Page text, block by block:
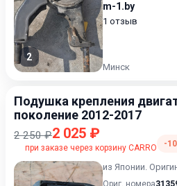
2
m-1.by
1 отзыв
Минск
Подушка крепления
поколение 2012-2017
2 250 ₽2 025 ₽
при заказе через корзину CARRO -
из Японии.
Ориг. номера